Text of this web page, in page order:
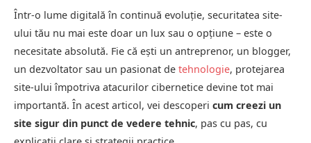
Într-o lume digitală în continuă evoluție, securitatea site-
ului tău nu mai este doar un lux sau o opțiune – este o
necesitate absolută. Fie că ești un antreprenor, un blogger,
un dezvoltator sau un pasionat de tehnologie, protejarea
site-ului împotriva atacurilor cibernetice devine tot mai
importantă. În acest articol, vei descoperi cum creezi un
site sigur din punct de vedere tehnic, pas cu pas, cu